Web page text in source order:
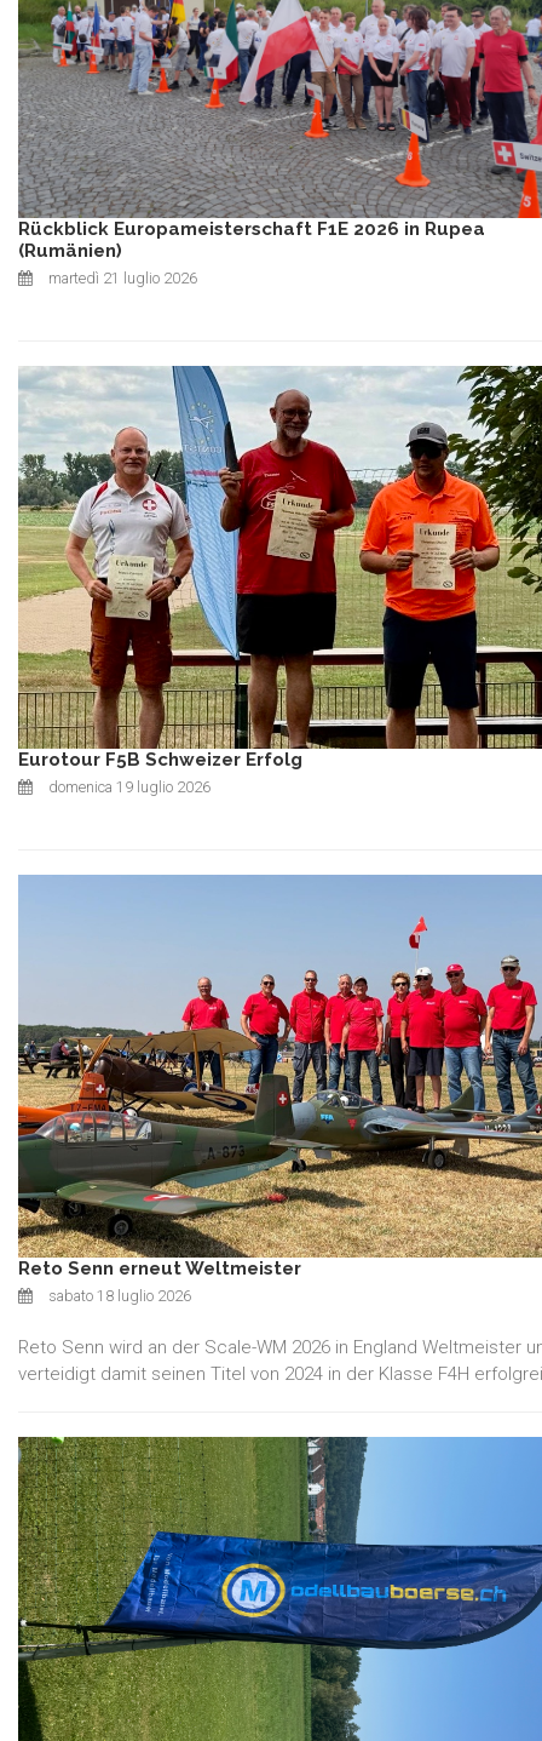
Rückblick Europameisterschaft F1E 2026 in Rupea
(Rumänien)
martedì 21 luglio 2026
Eurotour F5B Schweizer Erfolg
domenica 19 luglio 2026
Reto Senn erneut Weltmeister
sabato 18 luglio 2026
Reto Senn wird an der Scale-WM 2026 in England Weltmeister
verteidigt damit seinen Titel von 2024 in der Klasse F4H